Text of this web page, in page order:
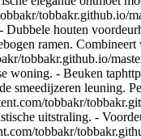
tobbakr.github.io/
houten
ramen.
tobbakr.github.io/
woning. - Beuken
smeedijzeren leuning.
tobbakr/
uitstraling. -
tobbakr/